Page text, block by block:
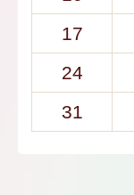
17
24
31